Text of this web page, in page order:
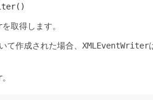
()
を取得します。
て作成された場合、 XMLEventWriter
。